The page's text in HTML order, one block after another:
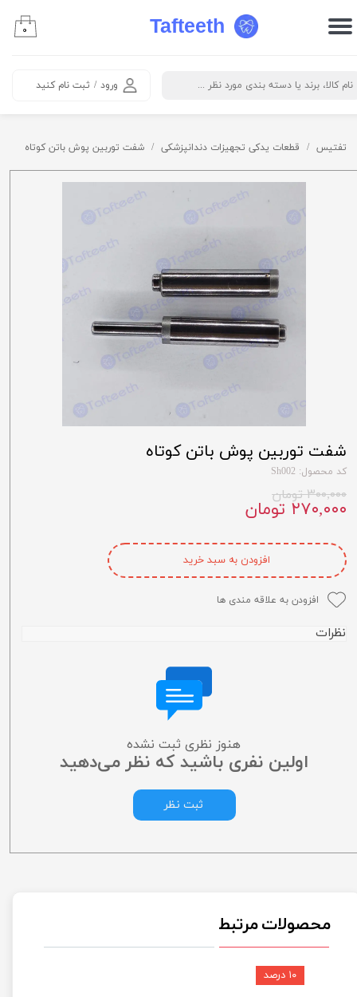
Tafteeth
ورود / ثبت نام کنید
حساب کاربری من
خروج از حساب کاربری
۰
تفتیس قطعات یدکی تجهیزات دندانپزشکی شفت توربین پوش باتن کوتاه
شفت توربین پوش باتن کوتاه
کد محصول: Sh002
۳۰۰,۰۰۰ تومان
۲۷۰,۰۰۰ تومان
افزودن به سبد خرید
افزودن به علاقه مندی ها
نظرات
هنوز نظری ثبت نشده
اولین نفری باشید که نظر می‌دهید
ثبت نظر
محصولات مرتبط
۱۰ درصد